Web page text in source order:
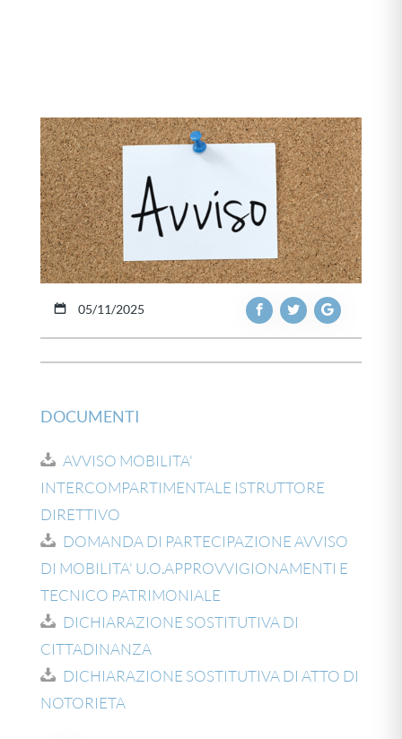
05/11/2025
DOCUMENTI
AVVISO MOBILITA'
INTERCOMPARTIMENTALE ISTRUTTORE
DIRETTIVO
DOMANDA DI PARTECIPAZIONE AVVISO
DI MOBILITA' U.O.APPROVVIGIONAMENTI E
TECNICO PATRIMONIALE
DICHIARAZIONE SOSTITUTIVA DI
CITTADINANZA
DICHIARAZIONE SOSTITUTIVA DI ATTO DI
NOTORIETA